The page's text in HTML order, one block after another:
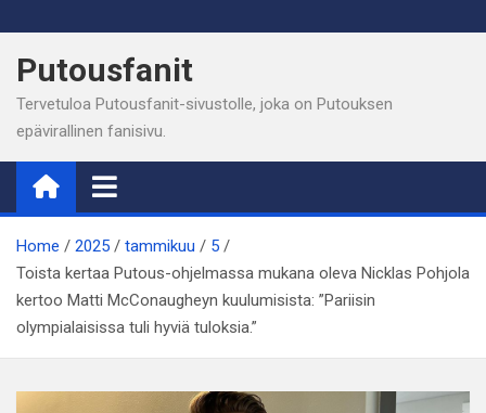
to
content
Putousfanit
Tervetuloa Putousfanit-sivustolle, joka on Putouksen
epävirallinen fanisivu.
Home 2025 tammikuu
5
Toista kertaa Putous-ohjelmassa mukana oleva Nicklas Pohjola
kertoo Matti McConaugheyn kuulumisista: ”Pariisin
olympialaisissa tuli hyviä tuloksia.”